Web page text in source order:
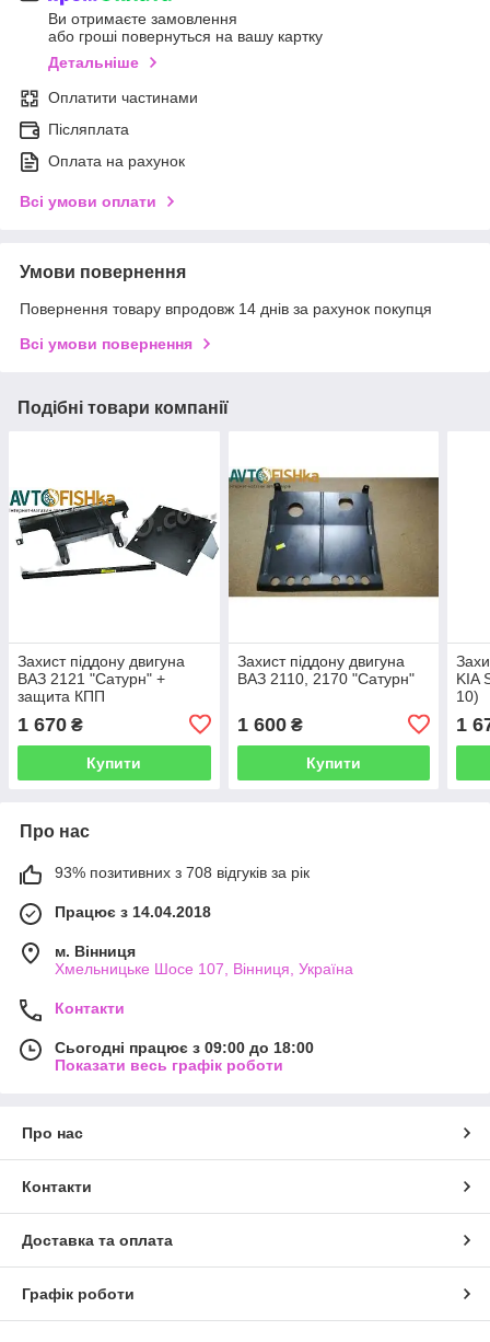
Ви отримаєте замовлення
або гроші повернуться на вашу картку
Детальніше
Оплатити частинами
Післяплата
Оплата на рахунок
Всі умови оплати
Умови повернення
Повернення товару впродовж 14 днів за рахунок покупця
Всі умови повернення
Подібні товари компанії
Захист піддону двигуна
ВАЗ 2121 "Сатурн" +
защита КПП
1 670 ₴
Купити
Захист піддону двигуна
ВАЗ 2110, 2170 "Сатурн"
1 600₴
Купити
KIA
10)
1
Про нас
93% позитивних з 708 відгуків за рік
Працює з 14.04.2018
м. Вінниця
Хмельницьке Шосе 107, Вінниця, Україна
Контакти
Сьогодні працює з 09:00 до 18:00
Показати весь графік роботи
Про нас
Контакти
Доставка та оплата
Графік роботи